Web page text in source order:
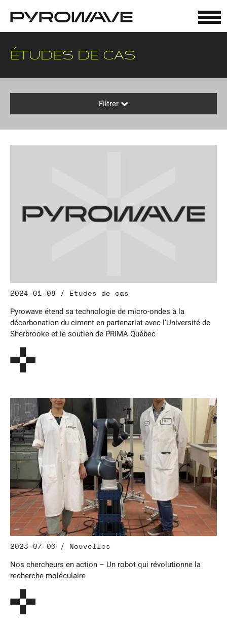
ÉTUDES DE CAS
Filtrer
2024-01-08 / Études de cas
Pyrowave étend sa technologie de micro-ondes à la
décarbonation du ciment en partenariat avec l’Université de
Sherbrooke et le soutien de PRIMA Québec
2023-07-06 / Nouvelles
Nos chercheurs en action – Un robot qui révolutionne la
recherche moléculaire